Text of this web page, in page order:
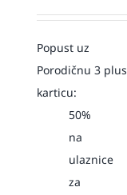
Popust uz
Porodičnu 3 plus
karticu:
50%
na
ulaznice
za